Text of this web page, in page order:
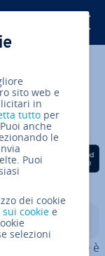
di
Facebook
via Twitter
via
Il suo nome è
sito web e
in
tutto per
anche
le
Puoi
dei cookie
cookie e
selezioni